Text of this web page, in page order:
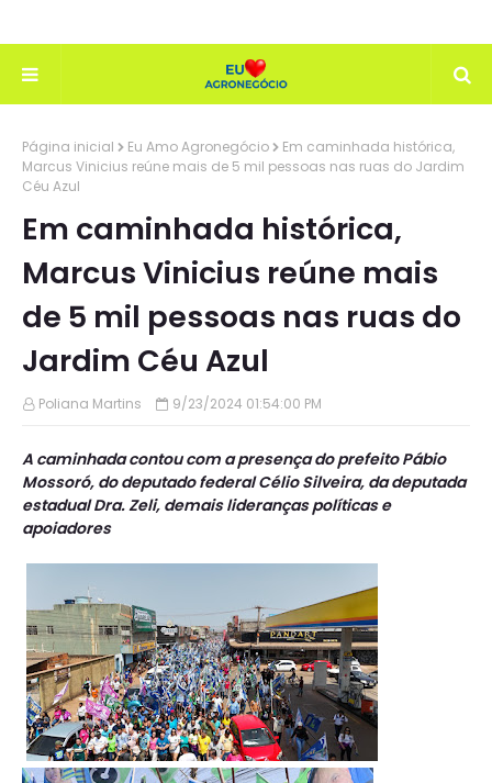
Página inicial Eu Amo Agronegócio
Em caminhada histórica,
Marcus Vinicius reúne mais de 5 mil pessoas nas ruas do Jardim
Céu Azul
Em caminhada histórica,
Marcus Vinicius reúne mais
de 5 mil pessoas nas ruas do
Jardim Céu Azul
Poliana Martins 9/23/2024 01:54:00 PM
A caminhada contou com a presença do prefeito Pábio
Mossoró, do deputado federal Célio Silveira, da deputada
estadual Dra. Zeli, demais lideranças políticas e
apoiadores